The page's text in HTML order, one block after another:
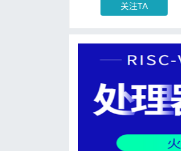
关注TA